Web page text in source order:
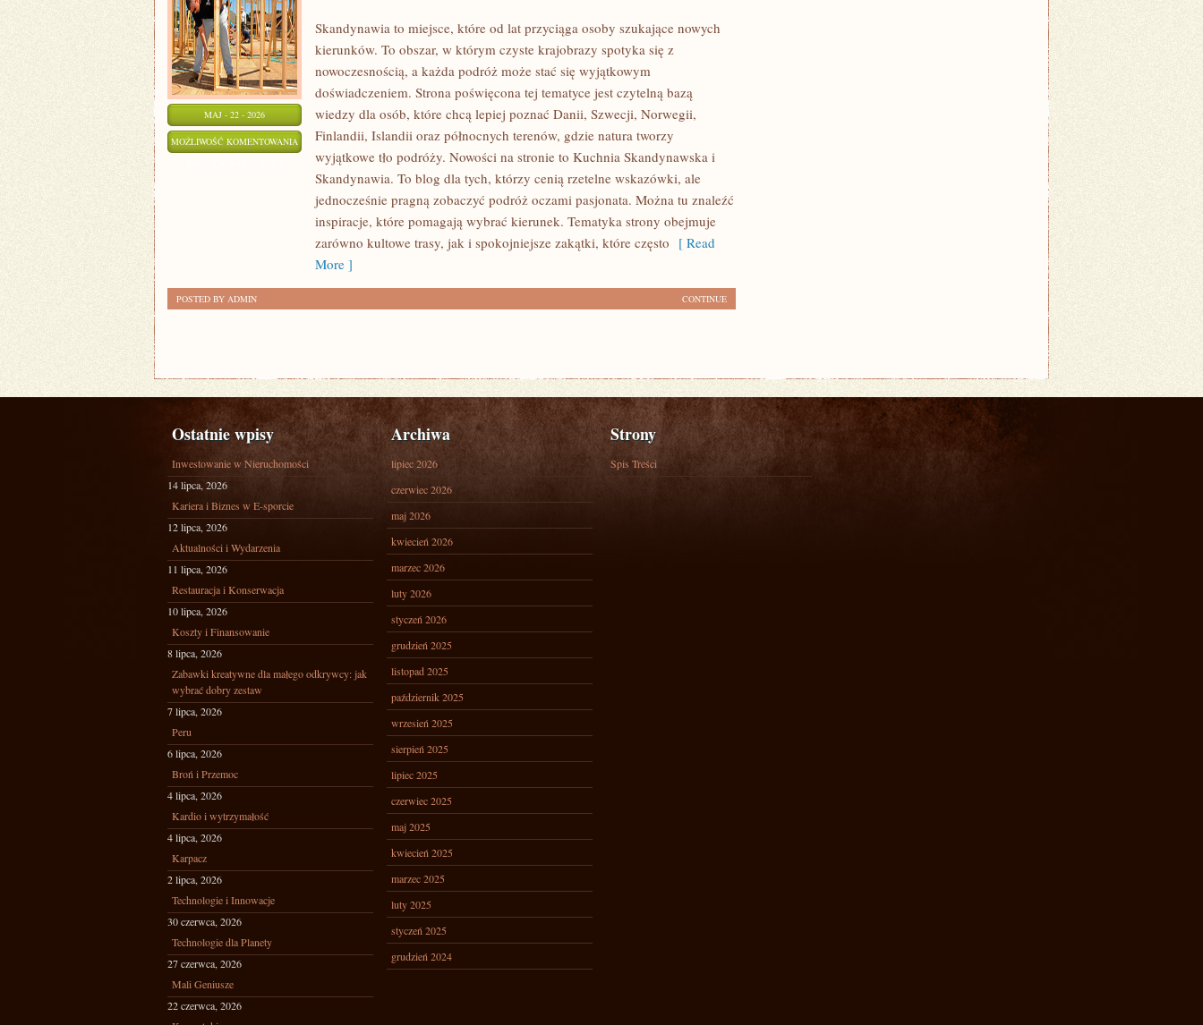
MAJ - 22 - 2026
MOŻLIWOŚĆ KOMENTOWANIA MIASTA
REGIONY
Skandynawia to miejsce, które od lat przyciąga osoby szukające nowych
kierunków. To obszar, w którym czyste krajobrazy spotyka się z
nowoczesnością, a każda podróż może stać się wyjątkowym
doświadczeniem. Strona poświęcona tej tematyce jest czytelną bazą
wiedzy dla osób, które chcą lepiej poznać Danii, Szwecji, Norwegii,
Finlandii, Islandii oraz północnych terenów, gdzie natura tworzy
wyjątkowe tło podróży. Nowości na stronie to Kuchnia Skandynawska i
Skandynawia. To blog dla tych, którzy cenią rzetelne wskazówki, ale
jednocześnie pragną zobaczyć podróż oczami pasjonata. Można tu znaleźć
inspiracje, które pomagają wybrać kierunek. Tematyka strony obejmuje
zarówno kultowe trasy, jak i spokojniejsze zakątki, które często [ Read
More ]
CONTINUE
POSTED BY ADMIN
Ostatnie wpisy
Inwestowanie w Nieruchomości
14 lipca, 2026
Kariera i Biznes w E-sporcie
12 lipca, 2026
Aktualności i Wydarzenia
11 lipca, 2026
Restauracja i Konserwacja
10 lipca, 2026
Koszty i Finansowanie
8 lipca, 2026
Zabawki kreatywne dla małego odkrywcy: jak
wybrać dobry zestaw
7 lipca, 2026
Peru
6 lipca, 2026
Broń i Przemoc
4 lipca, 2026
Kardio i wytrzymałość
4 lipca, 2026
Karpacz
2 lipca, 2026
Technologie i Innowacje
30 czerwca, 2026
Technologie dla Planety
27 czerwca, 2026
Mali Geniusze
22 czerwca, 2026
Archiwa
lipiec 2026
czerwiec 2026
maj 2026
kwiecień 2026
marzec 2026
luty 2026
styczeń 2026
grudzień 2025
listopad 2025
październik 2025
wrzesień 2025
sierpień 2025
lipiec 2025
czerwiec 2025
maj 2025
kwiecień 2025
marzec 2025
luty 2025
styczeń 2025
grudzień 2024
Strony
Spis Treści